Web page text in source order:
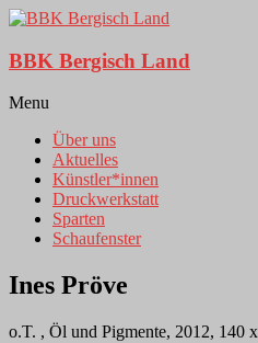
BBK Bergisch Land
Menu
Über uns
Aktuelles
Künstler*innen
Druckwerkstatt
Sparten
Schaufenster
Ines Pröve
o.T. , Öl und Pigmente, 2012, 140